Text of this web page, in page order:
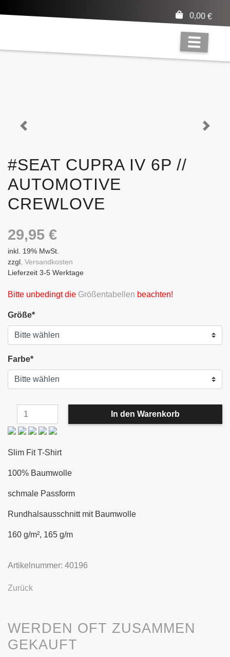
0,00€
Previous Next
#SEAT CUPRA IV 6P //
AUTOMOTIVE
CREWLOVE
29,95 €
inkl. 19% MwSt.
zzgl. Versandkosten
Lieferzeit 3-5 Werktage
Bitte unbedingt die Größentabellen beachten!
Größe*
Farbe*
Slim Fit T-Shirt
100% Baumwolle
schmale Passform
Rundhalsausschnitt mit Baumwolle
160 g/m², 165 g/m
Artikelnummer: 40196
Zurück
WERDEN OFT ZUSAMMEN
GEKAUFT